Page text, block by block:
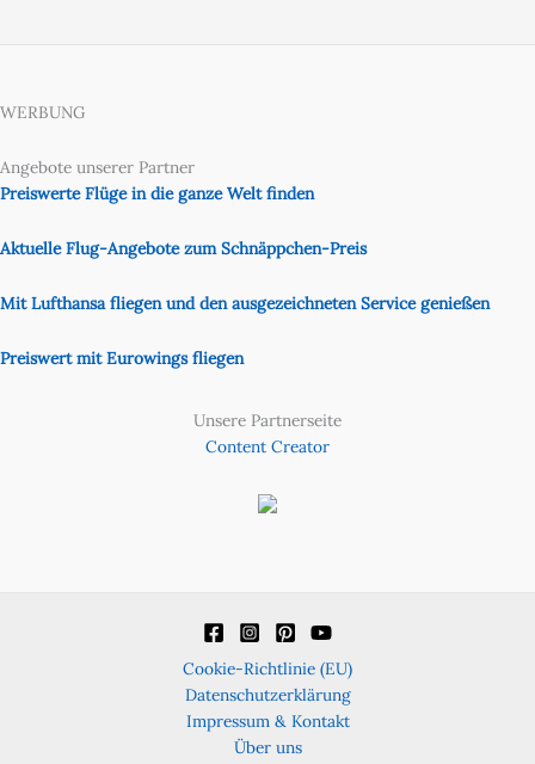
WERBUNG
Angebote unserer Partner
Preiswerte Flüge in die ganze Welt finden
Aktuelle Flug-Angebote zum Schnäppchen-Preis
Mit Lufthansa fliegen und den ausgezeichneten Service genießen
Preiswert mit Eurowings fliegen
Unsere Partnerseite
Content Creator
Cookie-Richtlinie (EU)
Datenschutzerklärung
Impressum & Kontakt
Über uns